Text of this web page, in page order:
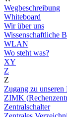
Wegbeschreibung
Whiteboard
Wir über uns
Wissenschaftliche
WLAN
Wo steht was?
XY
Z
Z
Zugang zu
ZIMK
Zentralschalter